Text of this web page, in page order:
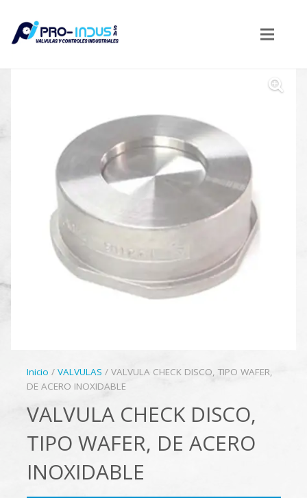
Inicio / VALVULAS / VALVULA CHECK DISCO, TIPO WAFER,
DE ACERO INOXIDABLE
VALVULA CHECK DISCO,
TIPO WAFER, DE ACERO
INOXIDABLE